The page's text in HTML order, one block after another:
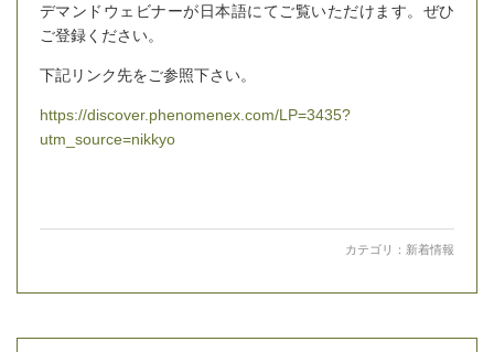
デマンドウェビナーが日本語にてご覧いただけます。ぜひ
ご登録ください。
下記リンク先をご参照下さい。
https://discover.phenomenex.com/LP=3435?
utm_source=nikkyo
カテゴリ： 新着情報